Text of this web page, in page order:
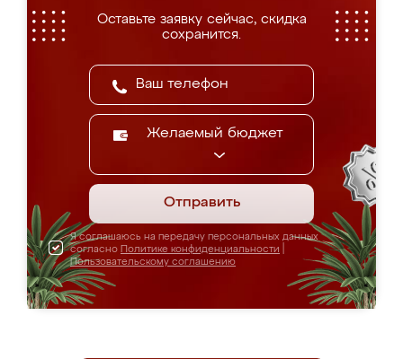
Оставьте заявку сейчас, скидка
сохранится.
Желаемый бюджет
Отправить
Я соглашаюсь на передачу персональных данных
согласно Политике конфиденциальности
Пользовательскому соглашению